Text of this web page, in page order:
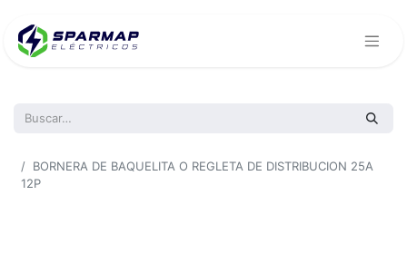
BORNERA DE BAQUELITA O REGLETA DE DISTRIBUCION 25A
12P